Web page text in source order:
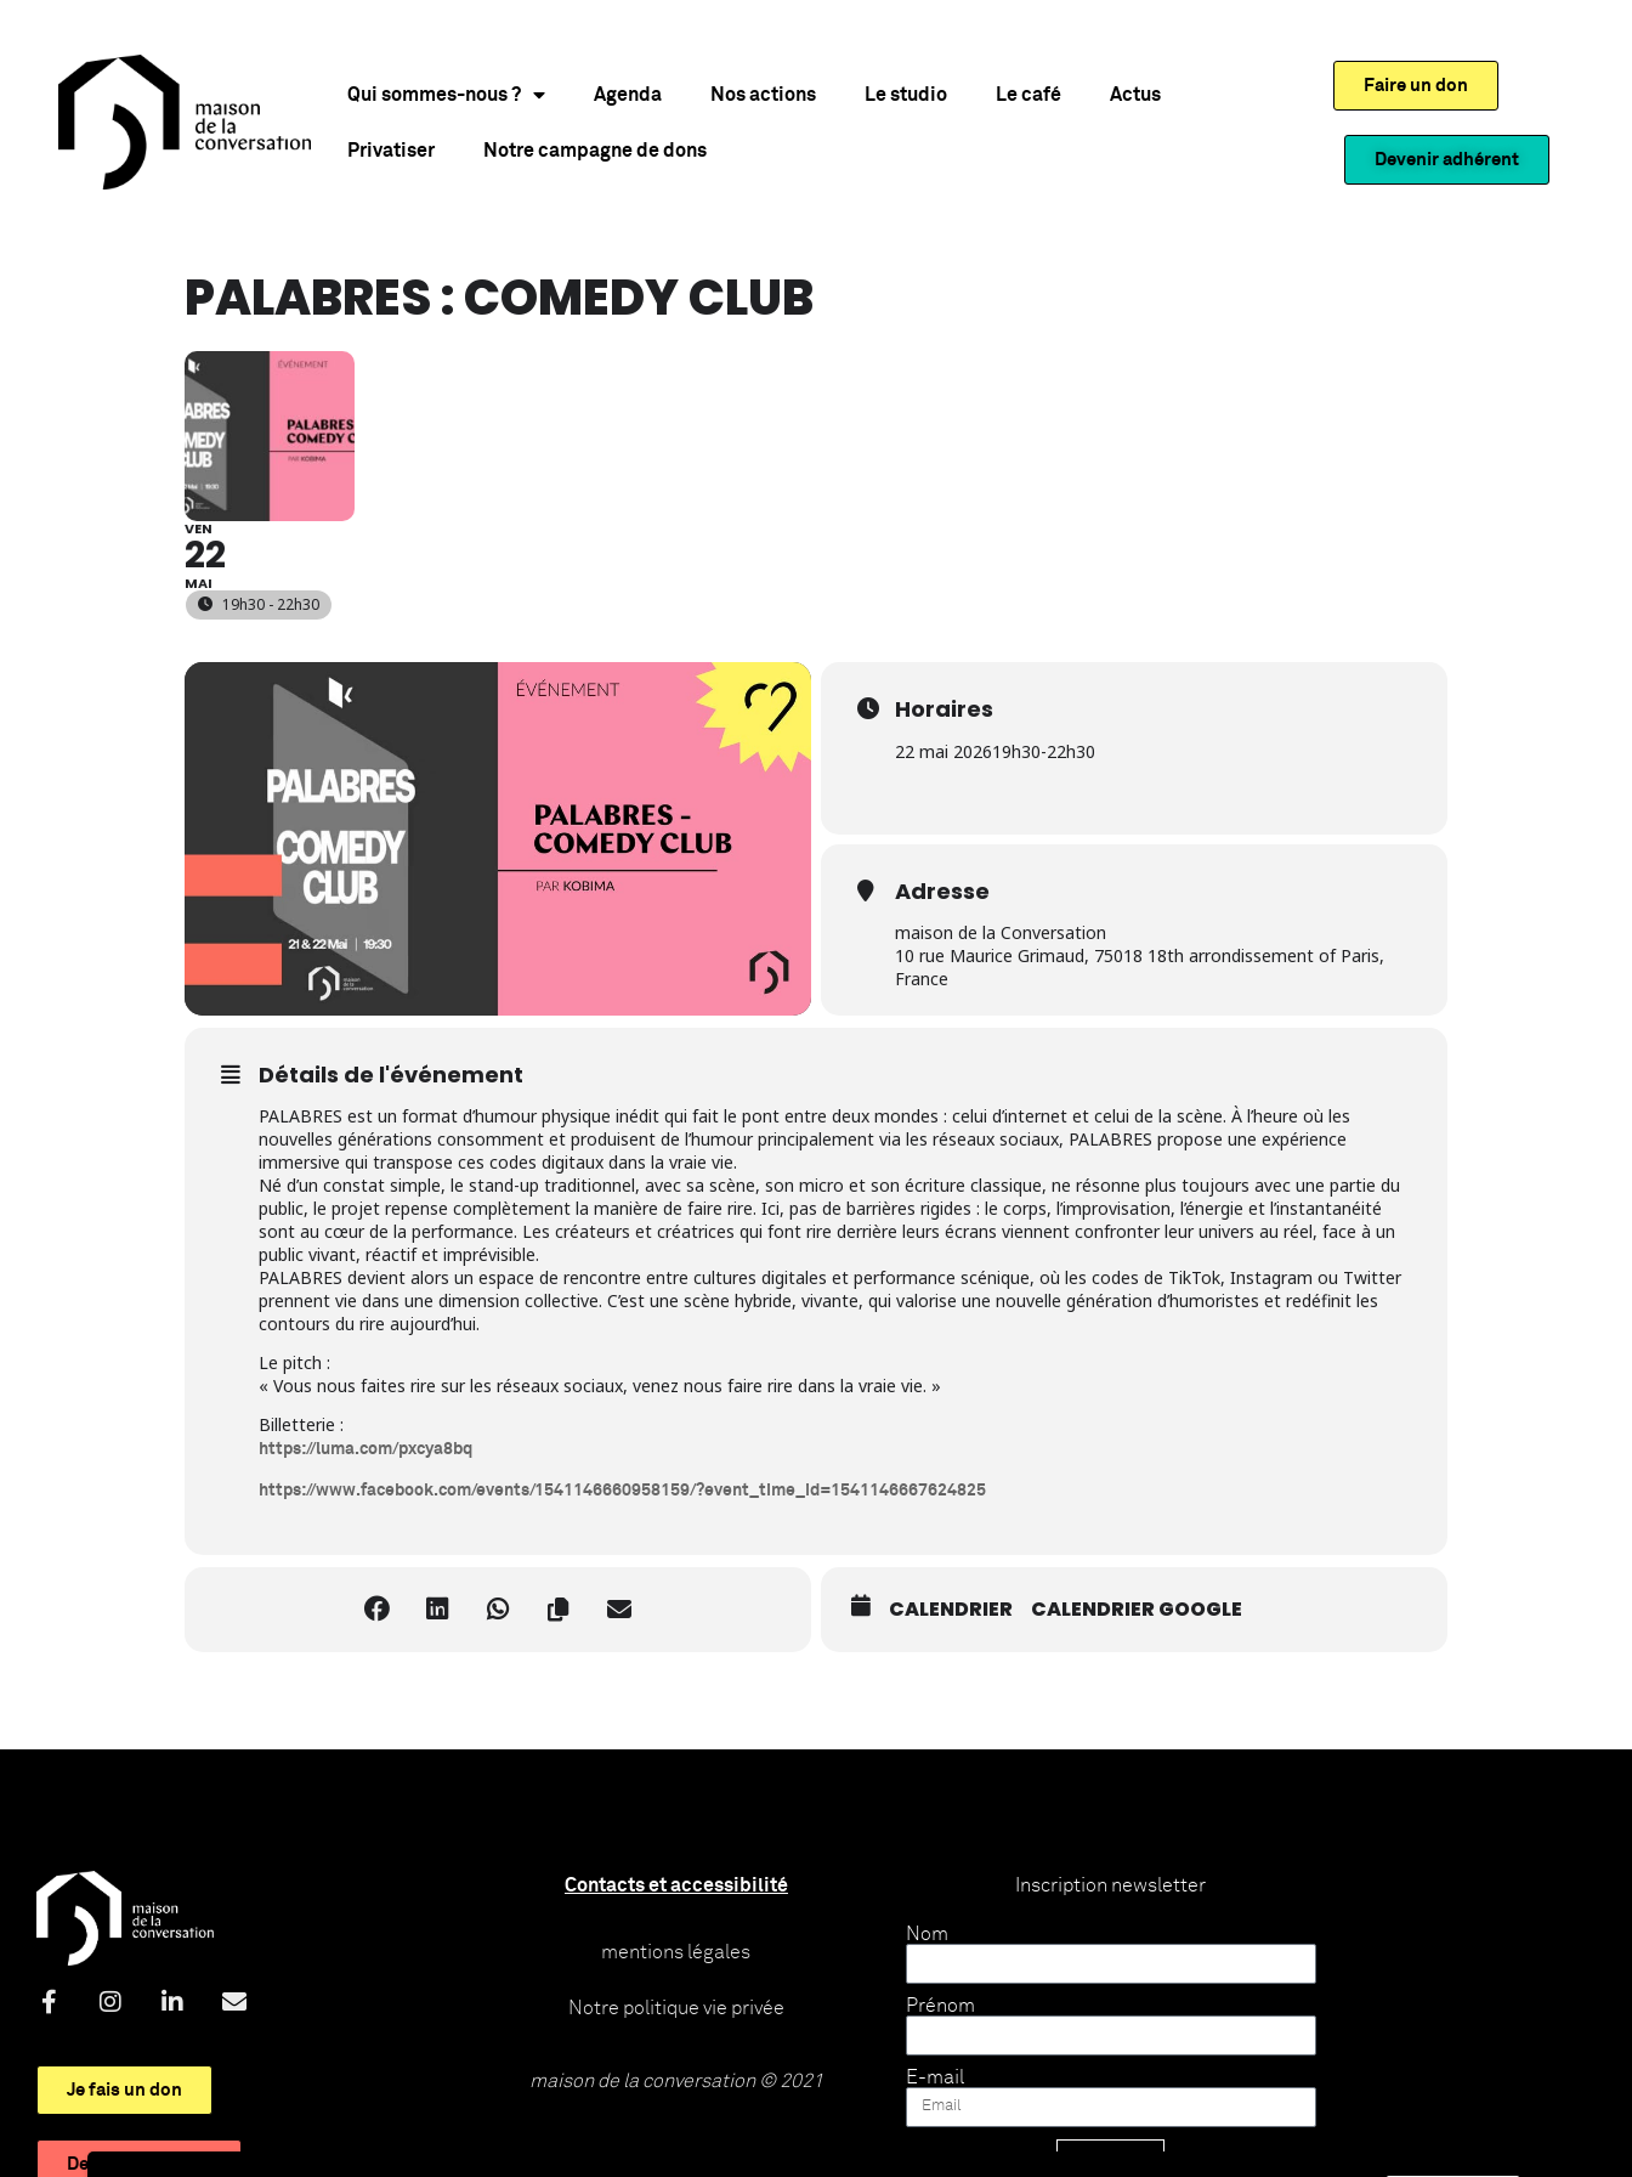
Qui sommes-nous ? Agenda Nos actions Le studio Le café Actus
Privatiser Notre campagne de dons
Faire un don
Devenir adhérent
PALABRES : COMEDY CLUB
VEN
22
MAI
19h30 - 22h30
Horaires
22 mai 202619h30-22h30
Adresse
maison de la Conversation
10 rue Maurice Grimaud, 75018 18th arrondissement of Paris,
France
Détails de l'événement
PALABRES est un format d’humour physique inédit qui fait le pont entre deux mondes : celui d’internet et celui de la scène. À l’heure où les
nouvelles générations consomment et produisent de l’humour principalement via les réseaux sociaux, PALABRES propose une expérience
immersive qui transpose ces codes digitaux dans la vraie vie.
Né d’un constat simple, le stand-up traditionnel, avec sa scène, son micro et son écriture classique, ne résonne plus toujours avec une partie du
public, le projet repense complètement la manière de faire rire. Ici, pas de barrières rigides : le corps, l’improvisation, l’énergie et l’instantanéité
sont au cœur de la performance. Les créateurs et créatrices qui font rire derrière leurs écrans viennent confronter leur univers au réel, face à un
public vivant, réactif et imprévisible.
PALABRES devient alors un espace de rencontre entre cultures digitales et performance scénique, où les codes de TikTok, Instagram ou Twitter
prennent vie dans une dimension collective. C’est une scène hybride, vivante, qui valorise une nouvelle génération d’humoristes et redéfinit les
contours du rire aujourd’hui.
Le pitch :
« Vous nous faites rire sur les réseaux sociaux, venez nous faire rire dans la vraie vie. »
Billetterie :
https://luma.com/pxcya8bq
https://www.facebook.com/events/1541146660958159/?event_time_id=1541146667624825
CALENDRIER CALENDRIER GOOGLE
Je fais un don
Devenir adhérent
Contacts et accessibilité
mentions légales
Notre politique vie privée
maison de la conversation © 2021
Inscription newsletter
Nom
Prénom
E-mail